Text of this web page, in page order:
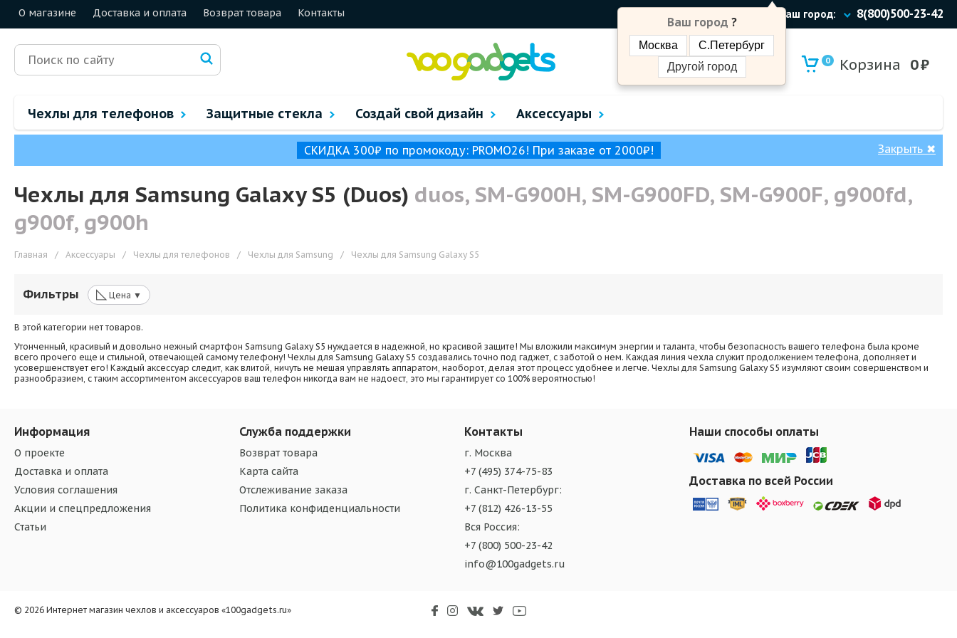
О магазине Доставка и оплата Возврат товара Контакты Ваш город:
Ваш город ?
Москва
С.Петербург
Другой город
8(800)500-23-42
0 Корзина 0₽
Чехлы для телефонов Защитные стекла Создай свой дизайн Аксессуары
СКИДКА 300₽ по промокоду: PROMO26! При заказе от 2000₽! Закрыть ✖
Чехлы для Samsung Galaxy S5 (Duos) duos, SM-G900H, SM-G900FD, SM-G900F, g900fd,
g900f, g900h
Главная / Аксессуары / Чехлы для телефонов / Чехлы для Samsung / Чехлы для Samsung Galaxy S5
Фильтры ◺ Цена ▼
В этой категории нет товаров.
Утонченный, красивый и довольно нежный смартфон Samsung Galaxy S5 нуждается в надежной, но красивой защите! Мы вложили максимум энергии и таланта, чтобы безопасность вашего телефона была кроме
всего прочего еще и стильной, отвечающей самому телефону! Чехлы для Samsung Galaxy S5 создавались точно под гаджет, с заботой о нем. Каждая линия чехла служит продолжением телефона, дополняет и
усовершенствует его! Каждый аксессуар следит, как влитой, ничуть не мешая управлять аппаратом, наоборот, делая этот процесс удобнее и легче. Чехлы для Samsung Galaxy S5 изумляют своим совершенством и
разнообразием, с таким ассортиментом аксессуаров ваш телефон никогда вам не надоест, это мы гарантирует со 100% вероятностью!
Информация
О проекте
Доставка и оплата
Условия соглашения
Акции и спецпредложения
Статьи
Служба поддержки
Возврат товара
Карта сайта
Отслеживание заказа
Политика конфиденциальности
Контакты
г. Москва
+7 (495) 374-75-83
г. Санкт-Петербург:
+7 (812) 426-13-55
Вся Россия:
+7 (800) 500-23-42
info@100gadgets.ru
Наши способы оплаты
Доставка по всей России
© 2026 Интернет магазин чехлов и аксессуаров «100gadgets.ru»